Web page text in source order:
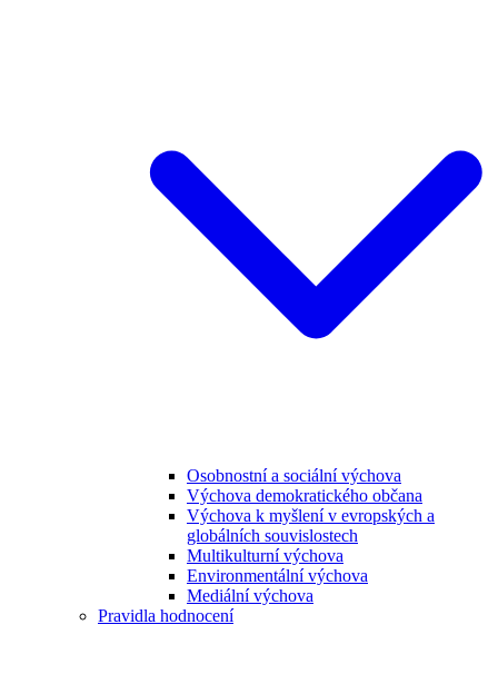
Osobnostní a sociální výchova
Výchova demokratického občana
Výchova k myšlení v evropských a
globálních souvislostech
Multikulturní výchova
Environmentální výchova
Mediální výchova
Pravidla hodnocení